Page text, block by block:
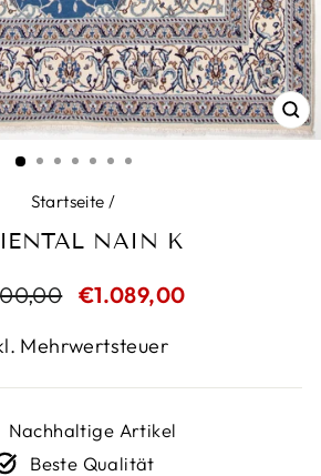
Startseite /
NAIN K
Sonderpreis
€1.089,00
Mehrwertsteuer
Nachhaltige Artikel
Beste Qualität